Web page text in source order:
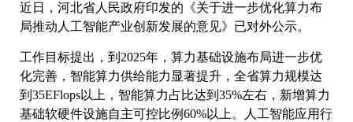
近日，河北省人民政府印发的《关于进一步优化算力布
局推动人工智能产业创新发展的意见》已对外公示。
工作目标提出，到2025年，算力基础设施布局进一步优
化完善，智能算力供给能力显著提升，全省算力规模达
到35EFlops以上，智能算力占比达到35%左右，新增算力
基础软硬件设施自主可控比例60%以上。人工智能应用行